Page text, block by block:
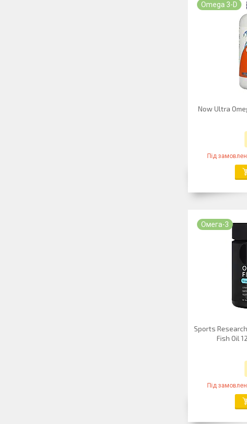
Omega 3-D
Now Ultra
Під
Омега-3
Sports
Fish Oil
Під